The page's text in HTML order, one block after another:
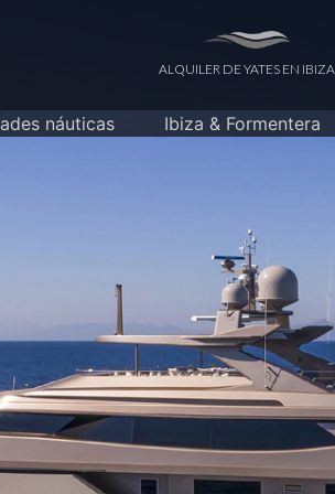
ALQUILER DE YATES EN IBIZA
náuticas Ibiza & Formentera